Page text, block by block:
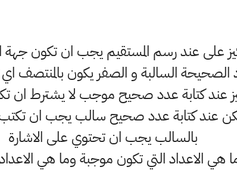
على عند رسم المستقيم يجب ان تكون جهة
الصحيحة السالبة و الصفر يكون بالمنتصف
بالسالب يجب ان تحتوي على الاشارة
ما هي الاعداد التي تكون موجبة وما هي